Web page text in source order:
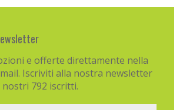
Iscriviti alla nostra newsletter
nostri 792 iscritti.